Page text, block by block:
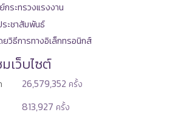
ระทรวงแรงงาน
ะชาสัมพันธ์
วิธีการทางอิเล็กทรอนิกส์
เว็บไซต์
26,579,352 ครั้ง
813,927 ครั้ง